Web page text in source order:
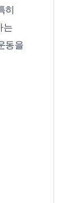
히
는
동을